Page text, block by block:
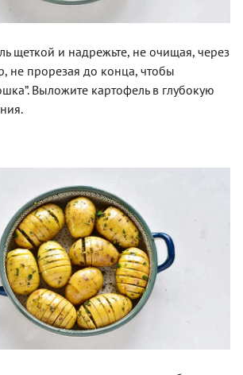
щеткой и надрежьте, не очищая, через
не прорезая до конца, чтобы
Выложите картофель в глубокую